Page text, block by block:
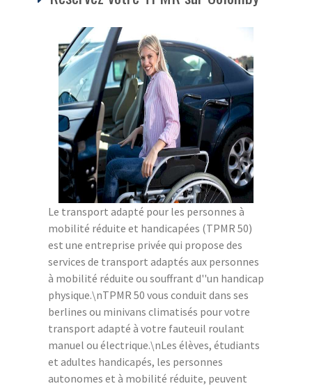
Le transport adapté pour les personnes à
mobilité réduite et handicapées (TPMR 50)
est une entreprise privée qui propose des
services de transport adaptés aux personnes
à mobilité réduite ou souffrant d''un handicap
physique.\nTPMR 50 vous conduit dans ses
berlines ou minivans climatisés pour votre
transport adapté à votre fauteuil roulant
manuel ou électrique.\nLes élèves, étudiants
et adultes handicapés, les personnes
autonomes et à mobilité réduite, peuvent